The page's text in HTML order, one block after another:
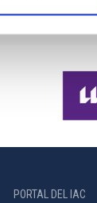
PORTAL DEL IAC